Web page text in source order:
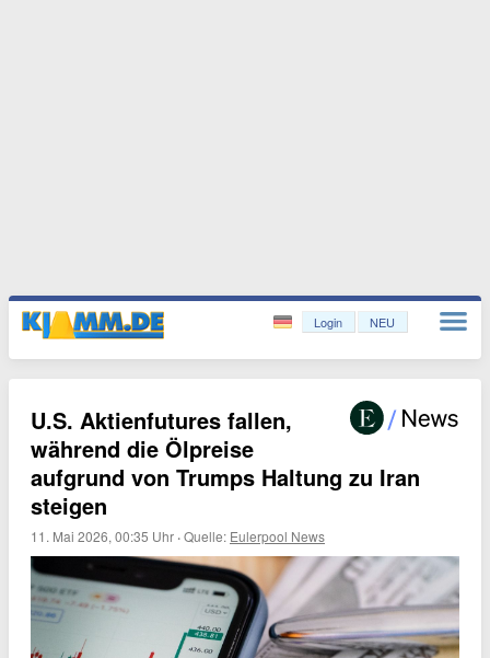
Login NEU
U.S. Aktienfutures fallen,
während die Ölpreise
aufgrund von Trumps Haltung zu Iran
steigen
11. Mai 2026, 00:35 Uhr ·Quelle: Eulerpool News